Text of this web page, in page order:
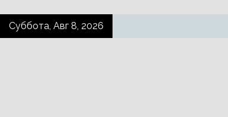
SkipСуббота, Авг 8, 2026